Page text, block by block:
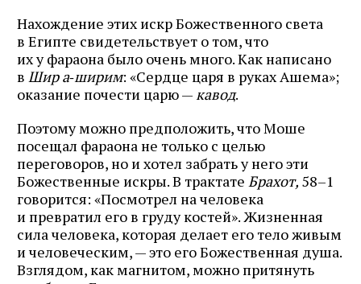
Нахождение этих искр Божественного света
в Египте свидетельствует о том, что
их у фараона было очень много. Как написано
в Шир а‑ширим: «Сердце царя в руках Ашема»;
оказание почести царю — кавод.
Поэтому можно предположить, что Моше
посещал фараона не только с целью
переговоров, но и хотел забрать у него эти
Божественные искры. В трактате Брахот, 58–1
говорится: «Посмотрел на человека
и превратил его в груду костей». Жизненная
сила человека, которая делает его тело живым
и человеческим, — это его Божественная душа.
Взглядом, как магнитом, можно притянуть